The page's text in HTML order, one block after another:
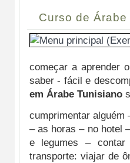
Curso de
começar a aprender
saber - fácil e
em Árabe Tunisiano
cumprimentar alguém
– as horas – no hotel
e legumes – contar
transporte: viajar de